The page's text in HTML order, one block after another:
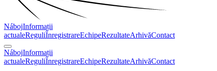
NábojInformații
actualeReguliÎnregistrareEchipeRezultateArhivăContact
NábojInformații
actualeReguliÎnregistrareEchipeRezultateArhivăContact